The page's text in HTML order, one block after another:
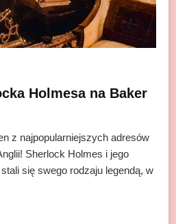
Holmesa na Baker
z najpopularniejszych adresów
Sherlock Holmes i jego
się swego rodzaju legendą, w